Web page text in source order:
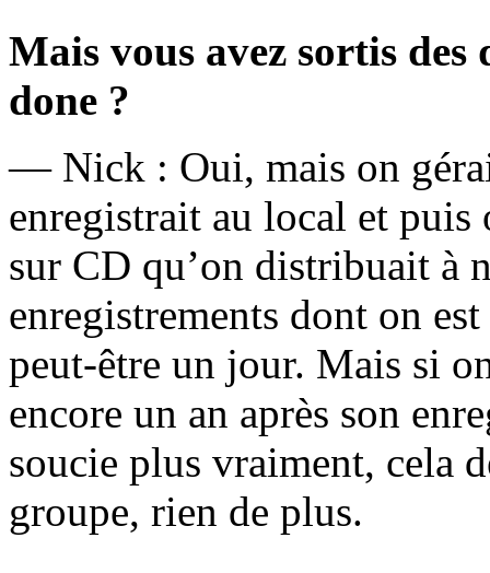
Mais vous avez sortis
done ?
— Nick : Oui, mais on
enregistrait au local et puis
sur CD qu’on distribuait à
enregistrements dont on
peut-être un jour. Mais si
encore un an après son
soucie plus vraiment, cela
groupe, rien de plus.